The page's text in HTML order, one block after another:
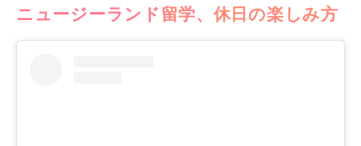
ニュージーランド留学、休日の楽しみ方